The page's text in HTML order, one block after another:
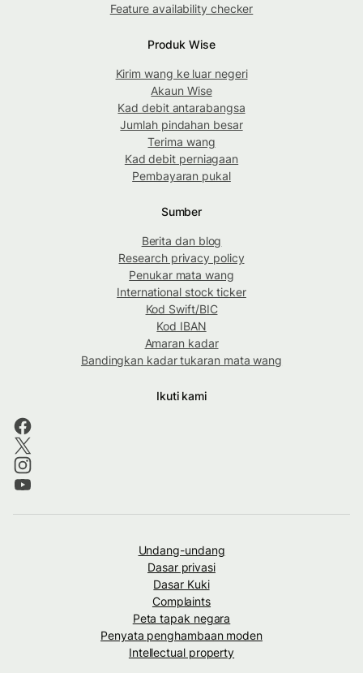
Feature availability checker
Produk Wise
Kirim wang ke luar negeri
Akaun Wise
Kad debit antarabangsa
Jumlah pindahan besar
Terima wang
Kad debit perniagaan
Pembayaran pukal
Sumber
Berita dan blog
Research privacy policy
Penukar mata wang
International stock ticker
Kod Swift/BIC
Kod IBAN
Amaran kadar
Bandingkan kadar tukaran mata wang
Ikuti kami
Undang-undang
Dasar privasi
Dasar Kuki
Complaints
Peta tapak negara
Penyata penghambaan moden
Intellectual property